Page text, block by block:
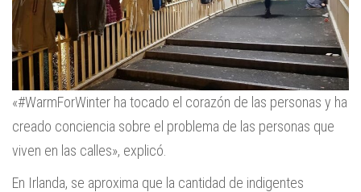
«#WarmForWinter ha tocado el corazón de las personas y ha
creado conciencia sobre el problema de las personas que
viven en las calles», explicó.
En Irlanda, se aproxima que la cantidad de indigentes